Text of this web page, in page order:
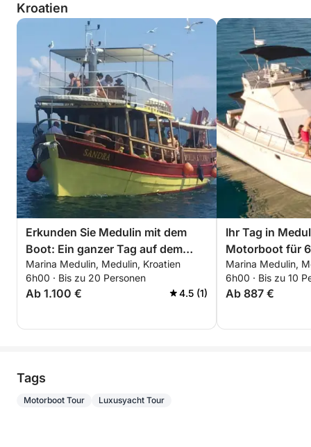
Kroatien
Erkunden Sie Medulin mit dem
Boot: Ein ganzer Tag auf dem
Wasser an Bord eines Motorboots
Marina Medulin, Medulin, Kroatien
6h00 · Bis zu 20 Personen
Ab 1.100 € 4.5 (1)
Ihr Tag in
Motorboot für
Marina Medulin,
6h00 · Bis zu 10
Ab 887 €
Tags
Motorboot Tour Luxusyacht Tour